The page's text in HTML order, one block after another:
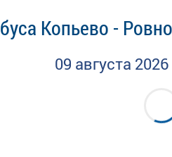
Копьево -
09 августа 2026